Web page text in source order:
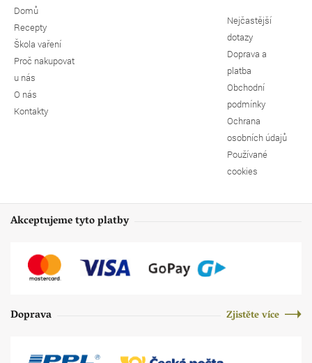
Domů
Recepty
Škola vaření
Proč nakupovat
u nás
O nás
Kontakty
Nejčastější
dotazy
Doprava a
platba
Obchodní
podmínky
Ochrana
osobních údajů
Používané
cookies
Akceptujeme tyto platby
Doprava Zjistěte více